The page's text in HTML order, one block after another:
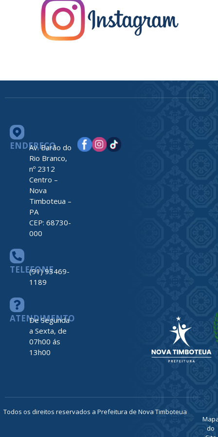
ENDEREÇO
Av. Barão do
Rio Branco,
nº 2312
Centro –
Nova
Timboteua –
PA
CEP: 68730-
000
TELEFONE
(91) 93469-
1189
ATENDIMENTO
De Segunda
a Sexta, de
07h00 ás
13h00
Todos os direitos reservados a Prefeitura de Nova Timboteua
do